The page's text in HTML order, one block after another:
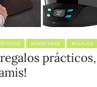
NOVEDADES REGALOS